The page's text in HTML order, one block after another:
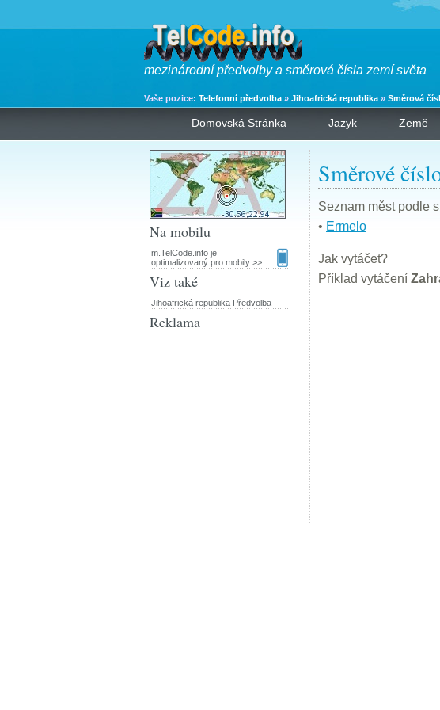
mezinárodní předvolby a směrová čísla zemí světa
Vaše pozice: Telefonní předvolba » Jihoafrická republika » Směrová
Domovská Stránka Jazyk Země
Směrové
Seznam měst podle
• Ermelo
Jak vytáčet?
Příklad vytáčení
Na mobilu
m.TelCode.info je
optimalizovaný pro mobily >>
Viz také
Jihoafrická republika Předvolba
Reklama